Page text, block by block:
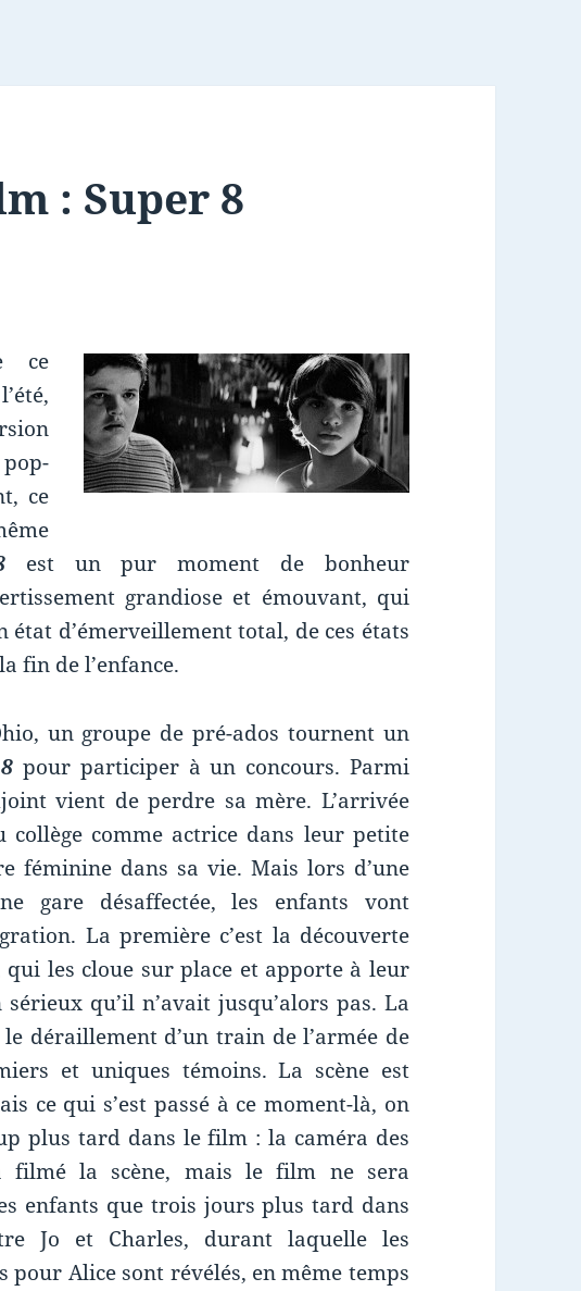
: Super 8
ce
ce
est un pur moment de bonheur
grandiose et émouvant, qui
état d’émerveillement total, de ces états
fin de l’enfance.
un groupe de pré-ados tournent un
pour participer à un concours. Parmi
vient de perdre sa mère. L’arrivée
comme actrice dans leur petite
féminine dans sa vie. Mais lors d’une
gare désaffectée, les enfants vont
La première c’est la découverte
qui les cloue sur place et apporte à leur
qu’il n’avait jusqu’alors pas. La
déraillement d’un train de l’armée de
et uniques témoins. La scène est
ce qui s’est passé à ce moment-là, on
plus tard dans le film : la caméra des
filmé la scène, mais le film ne sera
enfants que trois jours plus tard dans
Jo et Charles, durant laquelle les
pour Alice sont révélés, en même temps